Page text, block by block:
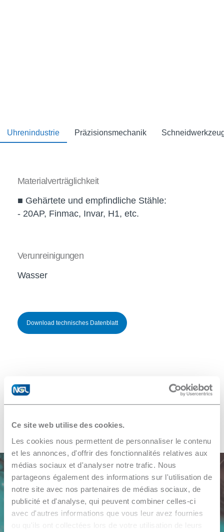
Ce site web utilise des cookies.
Les cookies nous permettent de personnaliser le contenu
et les annonces, d'offrir des fonctionnalités relatives aux
médias sociaux et d'analyser notre trafic. Nous
partageons également des informations sur l'utilisation de
notre site avec nos partenaires de médias sociaux, de
publicité et d'analyse, qui peuvent combiner celles-ci
avec d'autres informations que vous leur avez fournies
ou qu'ils ont collectées lors de votre utilisation de leurs
Uhrenindustrie Präzisionsmechanik
Materialverträglichkeit
■ Gehärtete und empfindliche Stähle:
- 20AP, Finmac, Invar, H1, etc.
Verunreinigungen
Wasser
Download technisches Datenblatt
Produkte
Weitere Informationen
Benötigen Sie ein Angebot, einen Test, ein Muster oder